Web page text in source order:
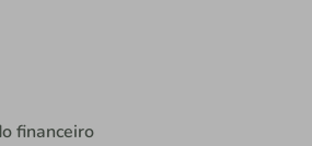
financeiro